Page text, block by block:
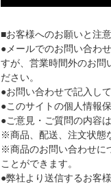
■お客様へのお願いと注
●メールでのお問い合わ
すが、営業時間外のお問
ださい。
●お問い合わせで記入し
●このサイトの個人情報
●ご意見・ご質問の内容
※商品、配送、注文状態
※商品のお問い合わせに
ことができます。
●弊社より送信するお客